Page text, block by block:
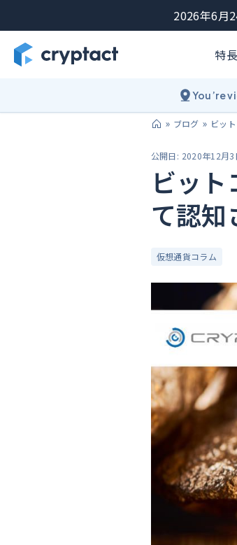
2026年6月
特長
You’re
ブログ ビッ
公開日: 2020年12月3
ビッ
て認知
仮想通貨コラム